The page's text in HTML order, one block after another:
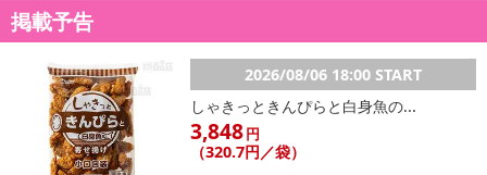
※メール便の発送で壊れ物の指定が出来ない為、到着時にパッ
ケージが損傷している場合がございます。万が一、商品に損傷があ
った場合は、交換、返金等させていただきますので、ご連絡お願い
いたします
※本商品を使用してのあらゆるトラブルには、弊社は一切の責
任を負いません。予めご了承ください
※メール便の発送で壊れ物の指定が出来ない為、到着時にパッ
掲載予告
2026/08/06 18:00 START
しゃきっときんぴらと白身魚の...
3,848円
（320.7円／袋）